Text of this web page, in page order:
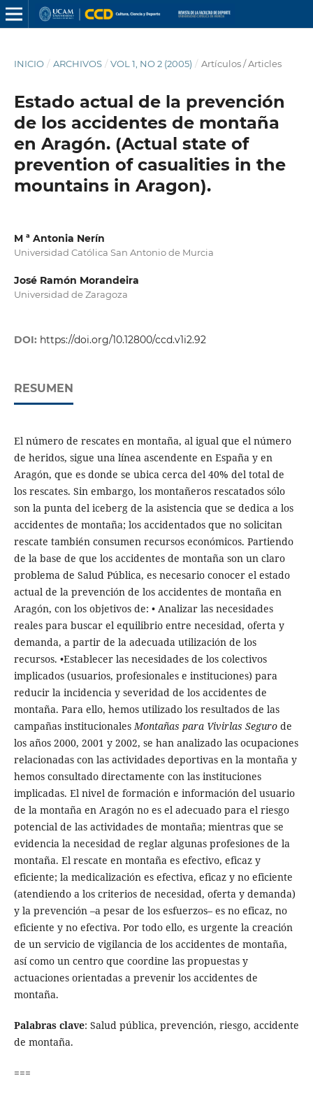
INICIO / ARCHIVOS / VOL 1, NO 2 (2005) / Artículos / Articles
Estado actual de la prevención
de los accidentes de montaña
en Aragón. (Actual state of
prevention of casualities in the
mountains in Aragon).
M ª Antonia Nerín
Universidad Católica San Antonio de Murcia
José Ramón Morandeira
Universidad de Zaragoza
DOI: https://doi.org/10.12800/ccd.v1i2.92
RESUMEN
El número de rescates en montaña, al igual que el número
de heridos, sigue una línea ascendente en España y en
Aragón, que es donde se ubica cerca del 40% del total de
los rescates. Sin embargo, los montañeros rescatados sólo
son la punta del iceberg de la asistencia que se dedica a los
accidentes de montaña; los accidentados que no solicitan
rescate también consumen recursos económicos. Partiendo
de la base de que los accidentes de montaña son un claro
problema de Salud Pública, es necesario conocer el estado
actual de la prevención de los accidentes de montaña en
Aragón, con los objetivos de: • Analizar las necesidades
reales para buscar el equilibrio entre necesidad, oferta y
demanda, a partir de la adecuada utilización de los
recursos. •Establecer las necesidades de los colectivos
implicados (usuarios, profesionales e instituciones) para
reducir la incidencia y severidad de los accidentes de
montaña. Para ello, hemos utilizado los resultados de las
campañas institucionalesMontañas para Vivirlas Seguro de
los años 2000, 2001 y 2002, se han analizado las ocupaciones
relacionadas con las actividades deportivas en la montaña y
hemos consultado directamente con las instituciones
implicadas. El nivel de formación e información del usuario
de la montaña en Aragón no es el adecuado para el riesgo
potencial de las actividades de montaña; mientras que se
evidencia la necesidad de reglar algunas profesiones de la
montaña. El rescate en montaña es efectivo, eficaz y
eficiente; la medicalización es efectiva, eficaz y no eficiente
(atendiendo a los criterios de necesidad, oferta y demanda)
y la prevención –a pesar de los esfuerzos– es no eficaz, no
eficiente y no efectiva. Por todo ello, es urgente la creación
de un servicio de vigilancia de los accidentes de montaña,
así como un centro que coordine las propuestas y
actuaciones orientadas a prevenir los accidentes de
montaña.
Palabras clave: Salud pública, prevención, riesgo, accidente
de montaña.
===